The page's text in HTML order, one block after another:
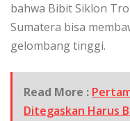
bahwa Bibit Siklon
Sumatera bisa
gelombang tinggi.
Read More :
Ditegaskan Harus